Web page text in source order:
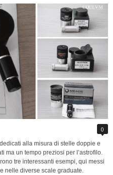
0
alla misura di stelle doppie e
ma un tempo preziosi per l’astrofilo.
tre interessanti esempi, qui messi
nelle diverse scale graduate.